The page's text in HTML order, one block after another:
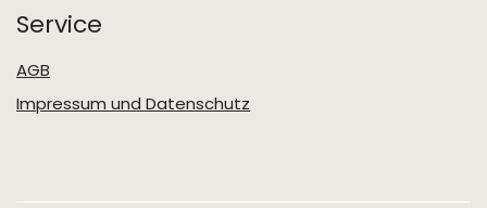
Service
AGB
Impressum und Datenschutz